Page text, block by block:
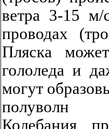
ветра 3-15 м/
проводах
Пляска
гололеда и
могут
полуволн
Колебания